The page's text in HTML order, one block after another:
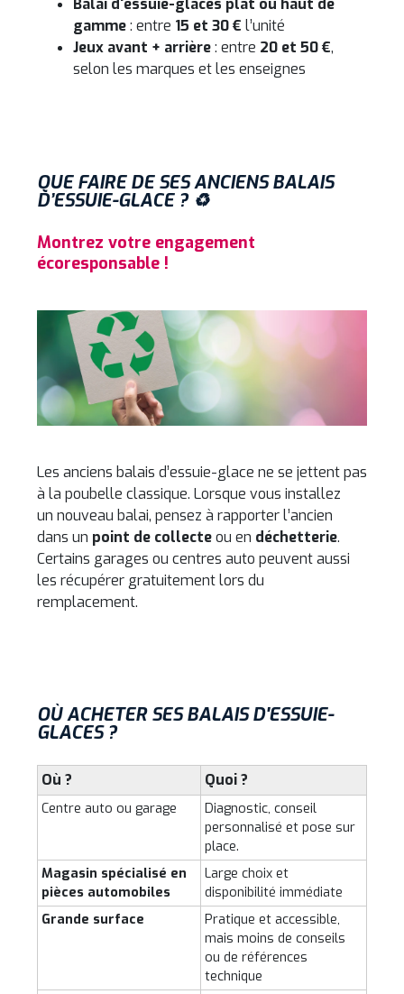
Balai d'essuie-glaces plat ou haut de
gamme: entre 15 et 30 € l’unité
Jeux avant + arrière: entre 20 et 50 €,
selon les marques et les enseignes
QUE FAIRE DE SES ANCIENS BALAIS
D’ESSUIE-GLACE ? ♻️
Montrez votre engagement
écoresponsable !
Les anciens balais d’essuie-glace ne se jettent pas
à la poubelle classique. Lorsque vous installez
un nouveau balai, pensez à rapporter l’ancien
dans un point de collecteou en déchetterie.
Certains garages ou centres auto peuvent aussi
les récupérer gratuitement lors du
remplacement.
OÙ ACHETER SES BALAIS D'ESSUIE-
GLACES ?
Où ? Quoi ?
Centre auto ou garage
Diagnostic, conseil
personnalisé et pose sur
place.
Magasin spécialisé en
pièces automobiles
Large choix et
disponibilité immédiate
Grande surface
Pratique et accessible,
mais moins de conseils
ou de références
technique